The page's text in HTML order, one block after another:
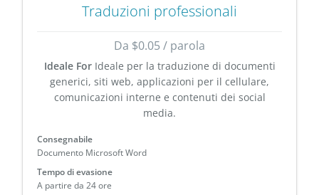
Traduzioni professionali
Da $0.05 / parola
Ideale ForIdeale per la traduzione di documenti
generici, siti web, applicazioni per il cellulare,
comunicazioni interne e contenuti dei social
media.
Consegnabile
Documento Microsoft Word
Tempo di evasione
A partire da 24 ore